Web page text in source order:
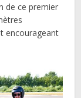
de ce premier
encourageant